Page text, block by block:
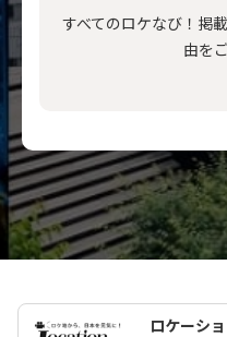
すべてのロケなび！掲
由を
ロケーシ